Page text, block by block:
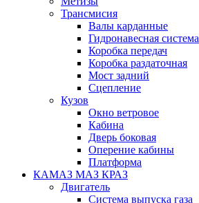
Трансмисия
Валы карданные
Гидронавесная система
Коробка передач
Коробка раздаточная
Мост задний
Сцепление
Кузов
Окно ветровое
Кабина
Дверь боковая
Оперение кабины
Платформа
КАМАЗ МАЗ КРАЗ
Двигатель
Система выпуска газа